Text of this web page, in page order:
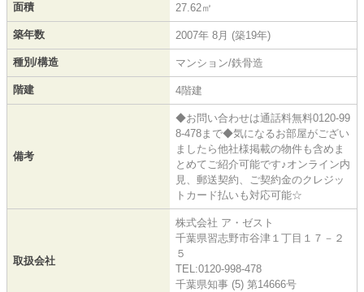
面積 27.62㎡
築年数 2007年 8月 (築19年)
種別/構造 マンション/鉄骨造
階建 4階建
備考
◆お問い合わせは通話料無料0120-99
8-478まで◆気になるお部屋がござい
ましたら他社様掲載の物件も含めま
とめてご紹介可能です♪オンライン内
見、郵送契約、ご契約金のクレジッ
トカード払いも対応可能☆
取扱会社
株式会社 ア・ゼスト
千葉県習志野市谷津１丁目１７－２
５
TEL:0120-998-478
千葉県知事 (5) 第14666号